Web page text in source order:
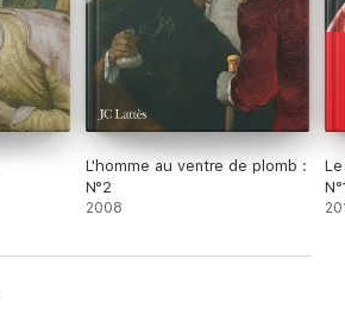
L'homme au ventre de plomb :
N°2
2008